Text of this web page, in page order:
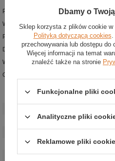
Podstawowe buty kartingowe z nowej
Wykonane z lakierowanej mikrofibry
Perforowana cholewka dla lepszego
Dodatkowe wzmocnienia na piętach
Wytrzymałe płaskie sznurowadła
Gumowa podeszwa o zróżnicowanej
Stan
Kategoria:
Buty
Grupa wiekowa:
Dorośli
Materiał:
Inny
Dbamy o
Sklep korzysta z plików cookie w
Polityką dotyczącą cookies.
przechowywania lub dostępu do
Więcej informacji na temat
znaleźć także na stronie
Funkcjonalne pliki
Analityczne pliki
Reklamowe pliki cookie